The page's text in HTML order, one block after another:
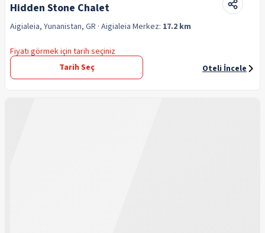
Hidden Stone Chalet
Aigialeia, Yunanistan, GR · Aigialeia Merkez: 17.2 km
Fiyatı görmek için tarih seçiniz
Tarih Seç
Oteli İncele